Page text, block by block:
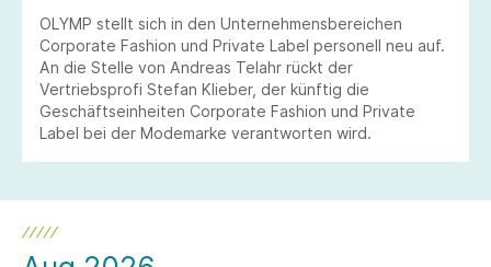
OLYMP stellt sich in den Unternehmensbereichen
Corporate Fashion und Private Label personell neu auf.
An die Stelle von Andreas Telahr rückt der
Vertriebsprofi Stefan Klieber, der künftig die
Geschäftseinheiten Corporate Fashion und Private
Label bei der Modemarke verantworten wird.